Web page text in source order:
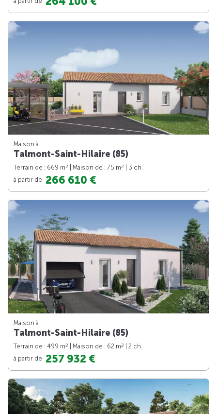
Maison à
Talmont-Saint-Hilaire (85)
Terrain de : 669 m2 | Maison de : 75 m2
| 3 ch.
à partir de 266 610 €
Maison à
Talmont-Saint-Hilaire (85)
Terrain de : 499 m2 | Maison de : 62 m2
| 2 ch.
à partir de 257 932 €